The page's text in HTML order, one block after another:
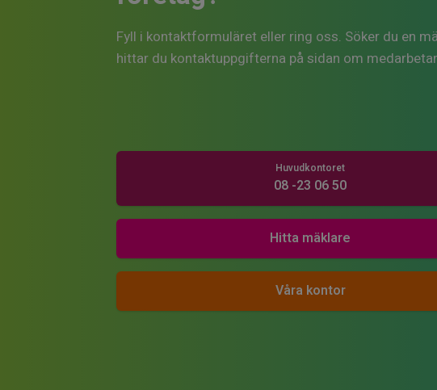
Fyll i kontaktformuläret eller ring oss. Söker du en
hittar du kontaktuppgifterna på sidan om
Huvudkontoret
08 -23 06 50
Hitta mäklare
Våra kontor